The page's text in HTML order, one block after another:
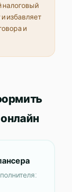
налоговый
избавляет
и